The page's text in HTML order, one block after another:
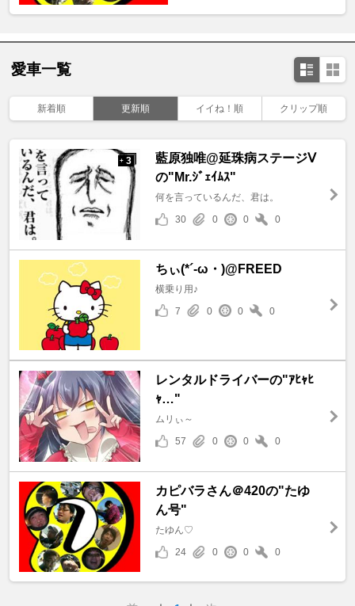
愛車一覧
新着順 更新順 イイね！順 クリップ順
+ 3
藍原独唯@延珠病ステージⅤ
の"Mr.ｼﾞｪｲﾑｽ"
何を言っているんだ、君は。
30
0 0 0
ちぃ(*´-ω・)@FREED
横乗り用♪
7
0 0 0
レンタルドライバーの"ｱﾋｬﾋ
ｬ…"
ムリぃ～
57
0 0 0
カピバラさん＠420の"たゆ
ん号"
たゆん♡
24
0 0 0